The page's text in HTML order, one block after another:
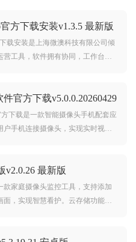
方下载安装v1.3.5 最新版
载安装是上海微澳科技有限公司倾
营工具，软件拥有协同，工作台，
件官方下载v5.0.0.20260429
方下载是一款智能摄像头手机配套应
户手机连接摄像头，实现实时视频
。
v2.0.26 最新版
款家庭摄像头监控工具，支持添加
面，实现智慧看护。云存储功能安